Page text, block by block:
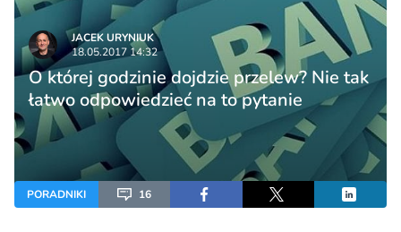
JACEK URYNIUK
18.05.2017 14:32
O której godzinie dojdzie przelew? Nie tak
łatwo odpowiedzieć na to pytanie
PORADNIKI 16